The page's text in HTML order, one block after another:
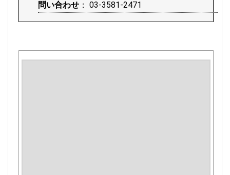
問い合わせ ： 03-3581-2471